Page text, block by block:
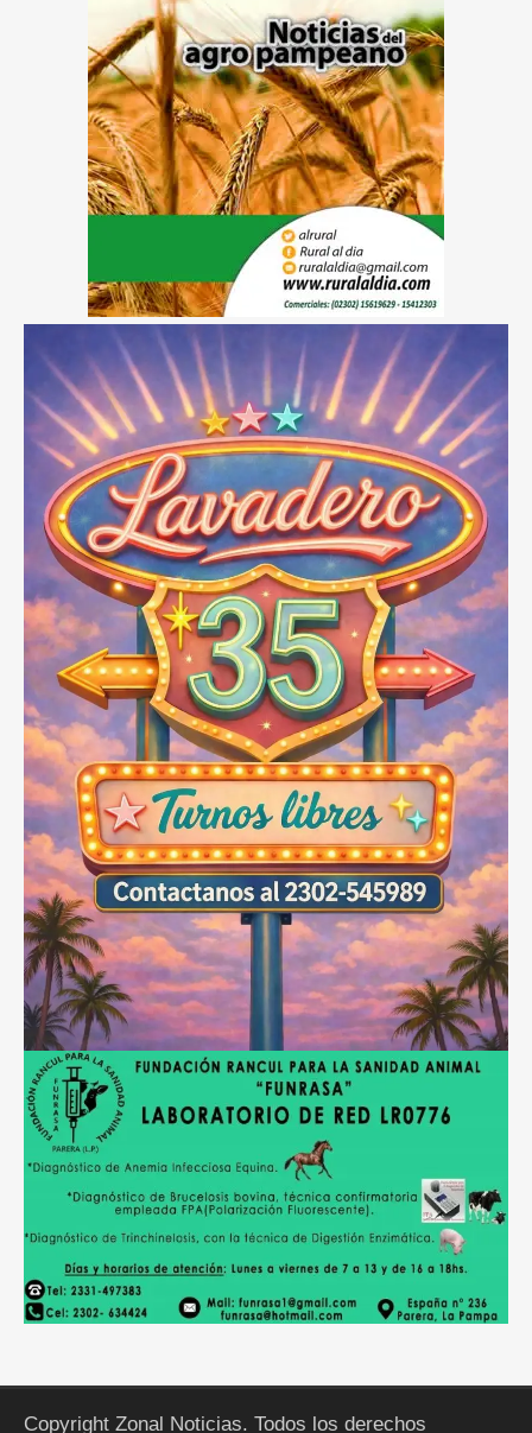
Copyright Zonal Noticias. Todos los derechos